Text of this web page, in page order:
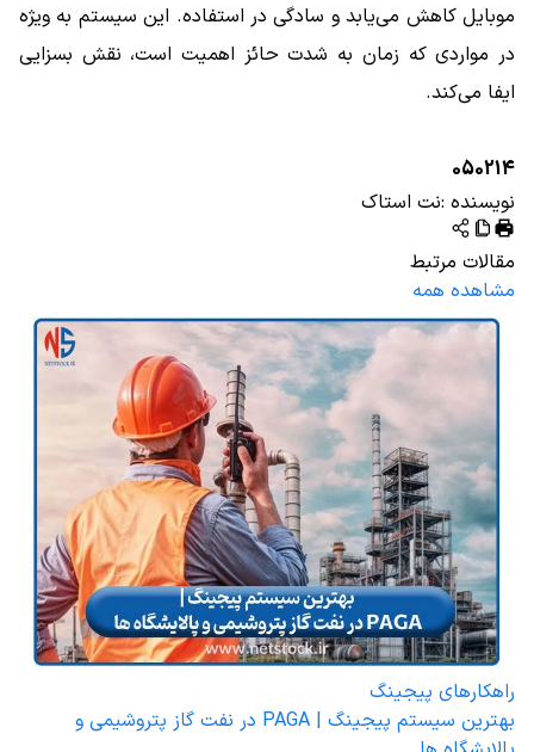
موبایل کاهش می‌یابد و سادگی در استفاده. این سیستم به ویژه
در مواردی که زمان به شدت حائز اهمیت است، نقش بسزایی
ایفا می‌کند.
050214
نویسنده :نت استاک
مقالات مرتبط
مشاهده همه
راهکارهای پیجینگ
بهترین سیستم پیجینگ | PAGA در نفت گاز پتروشیمی و